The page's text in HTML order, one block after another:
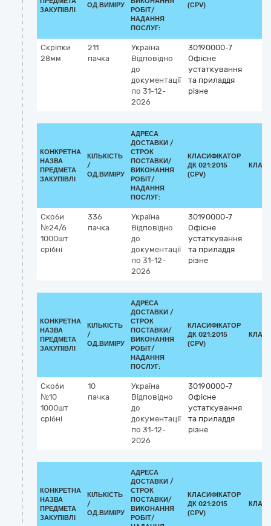
ЗАКУПІВЛІ
ОД.ВИМІРУ
РОБІТ/
НАДАННЯ
ПОСЛУГ:
(CPV)
Скріпки
28мм
211
пачка
Україна
Відповідно
до
документації
по 31-12-
2026
30190000-7
Офісне
устаткування
та приладдя
різне
КОНКРЕТНА
НАЗВА
ПРЕДМЕТА
ЗАКУПІВЛІ
КІЛЬКІСТЬ
/
ОД.ВИМІРУ
АДРЕСА
ДОСТАВКИ /
СТРОК
ПОСТАВКИ/
ВИКОНАННЯ
РОБІТ/
НАДАННЯ
ПОСЛУГ:
КЛАСИФІКАТОР
ДК 021:2015
(CPV)
Скоби
№24/6
1000шт
срібні
336
пачка
Україна
Відповідно
до
документації
по 31-12-
2026
30190000-7
Офісне
устаткування
та приладдя
різне
КОНКРЕТНА
НАЗВА
ПРЕДМЕТА
ЗАКУПІВЛІ
КІЛЬКІСТЬ
/
ОД.ВИМІРУ
АДРЕСА
ДОСТАВКИ /
СТРОК
ПОСТАВКИ/
ВИКОНАННЯ
РОБІТ/
НАДАННЯ
ПОСЛУГ:
КЛАСИФІКАТОР
ДК 021:2015
(CPV)
Скоби
№10
1000шт
срібні
10
пачка
Україна
Відповідно
до
документації
по 31-12-
2026
30190000-7
Офісне
устаткування
та приладдя
різне
КОНКРЕТНА
НАЗВА
ПРЕДМЕТА
ЗАКУПІВЛІ
КІЛЬКІСТЬ
/
ОД.ВИМІРУ
АДРЕСА
ДОСТАВКИ /
СТРОК
ПОСТАВКИ/
ВИКОНАННЯ
РОБІТ/
КЛАСИФІКАТОР
ДК 021:2015
(CPV)